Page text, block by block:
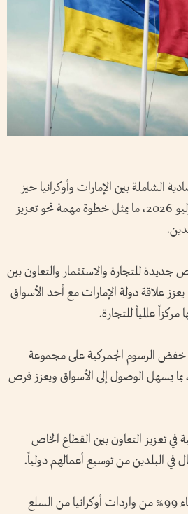
الشاملة بين الإمارات وأوكرانيا حيز
التنفيذ رسمياً في الأول من يوليو 2026، ما يمثل خطوة مهمة نحو تعزيز
جديدة للتجارة والاستثمار والتعاون بين
يعزز علاقة دولة الإمارات مع أحد الأسواق
مركزاً عالمياً للتجارة.
خفض الرسوم الجمركية على مجموعة
يسهل الوصول إلى الأسواق ويعزز فرص
في تعزيز التعاون بين القطاع الخاص
في البلدين من توسيع أعمالهم دولياً.
وبموجب الاتفاقية، سيتم إعفاء 99% من واردات أوكرانيا من السلع